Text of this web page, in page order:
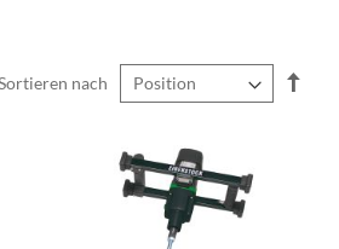
nach